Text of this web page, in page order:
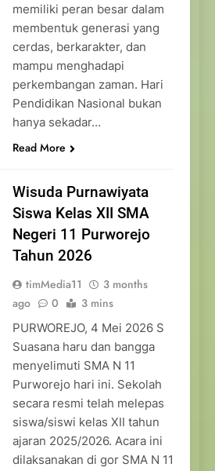
memiliki peran besar dalam
membentuk generasi yang
cerdas, berkarakter, dan
mampu menghadapi
perkembangan zaman. Hari
Pendidikan Nasional bukan
hanya sekadar…
Read More
Wisuda Purnawiyata
Siswa Kelas XII SMA
Negeri 11 Purworejo
Tahun 2026
timMedia11
3 months
ago
0 3 mins
PURWOREJO, 4 Mei 2026 S
Suasana haru dan bangga
menyelimuti SMA N 11
Purworejo hari ini. Sekolah
secara resmi telah melepas
siswa/siswi kelas XII tahun
ajaran 2025/2026. Acara ini
dilaksanakan di gor SMA N 11